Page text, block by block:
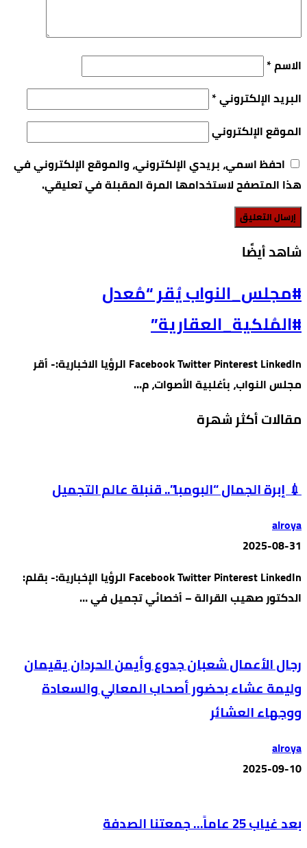
الاسم*
البريد الإلكتروني*
الموقع الإلكتروني
احفظ اسمي، بريدي الإلكتروني، والموقع الإلكتروني في
هذا المتصفح لاستخدامها المرة المقبلة في تعليقي.
‫شاهد أيضًا‬
#مجلس_النواب يُقر “مُعدل
#المُلكية_العقارية”
Facebook Twitter Pinterest LinkedIn الرؤيا الاخبارية:- أقر
مجلس النواب، بأغلبية الأصوات، م…
مقالات أكثر شهرة
💉 إبرة الجمال “البومبا”.. قنبلة عالم التجميل
alroya
2025-08-31
Facebook Twitter Pinterest LinkedIn الرؤيا الإخبارية:- بقلم:
الدكتور صهيب القرالة – أخصائي تجميل في …
رجال الأعمال شعبان جدوع وأيمن الحردان يقيمان
وليمة عشاء بحضور أصحاب المعالي والسعادة
ووجهاء العشائر
alroya
2025-09-10
بعد غياب 25 عاماً… جمعتنا الصدفة